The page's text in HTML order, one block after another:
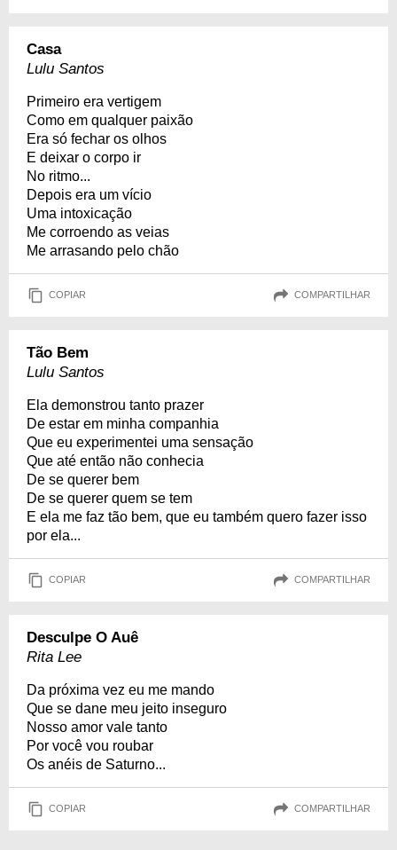
Casa
Lulu Santos
Primeiro era vertigem
Como em qualquer paixão
Era só fechar os olhos
E deixar o corpo ir
No ritmo...
Depois era um vício
Uma intoxicação
Me corroendo as veias
Me arrasando pelo chão
COPIAR COMPARTILHAR
Tão Bem
Lulu Santos
Ela demonstrou tanto prazer
De estar em minha companhia
Que eu experimentei uma sensação
Que até então não conhecia
De se querer bem
De se querer quem se tem
E ela me faz tão bem, que eu também quero fazer isso
por ela...
COPIAR COMPARTILHAR
Desculpe O Auê
Rita Lee
Da próxima vez eu me mando
Que se dane meu jeito inseguro
Nosso amor vale tanto
Por você vou roubar
Os anéis de Saturno...
COPIAR COMPARTILHAR